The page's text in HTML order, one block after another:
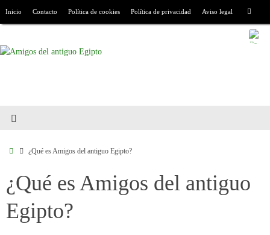
Inicio Contacto Política de cookies Política de privacidad Aviso legal
¿Qué es Amigos del antiguo Egipto?
¿Qué es Amigos del antiguo
Egipto?